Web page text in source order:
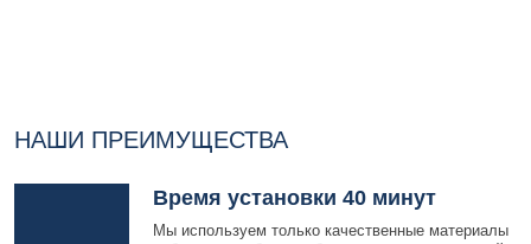
НАШИ ПРЕИМУЩЕСТВА
Время установки 40 минут
Мы используем только качественные материалы